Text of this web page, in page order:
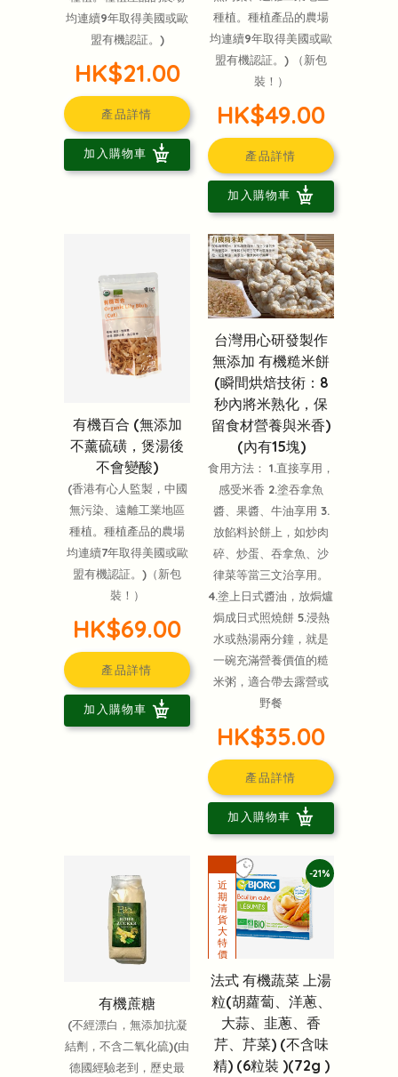
均連續9年取得美國或歐
盟有機認証。)
HK$21.00
產品詳情
加入購物車
種植。種植產品的農場
均連續9年取得美國或歐
盟有機認証。) （新包
裝！）
HK$49.00
產品詳情
加入購物車
有機百合 (無添加
不薰硫磺，煲湯後
不會變酸)
(香港有心人監製，中國
無污染、遠離工業地區
種植。種植產品的農場
均連續7年取得美國或歐
盟有機認証。)（新包
裝！）
HK$69.00
產品詳情
加入購物車
台灣用心研發製作
無添加 有機糙米餅
(瞬間烘焙技術：8
秒內將米熟化，保
留食材營養與米香)
(內有15塊)
食用方法： 1.直接享用，
感受米香 2.塗吞拿魚
醬、果醬、牛油享用 3.
放餡料於餅上，如炒肉
碎、炒蛋、吞拿魚、沙
律菜等當三文治享用。
4.塗上日式醬油，放焗爐
焗成日式照燒餅 5.浸熱
水或熱湯兩分鐘，就是
一碗充滿營養價值的糙
米粥，適合帶去露營或
野餐
HK$35.00
產品詳情
加入購物車
有機蔗糖
(不經漂白，無添加抗凝
結劑，不含二氧化硫)(由
德國經驗老到，歷史最
-21%
法式 有機蔬菜 上湯
粒(胡蘿蔔、洋蔥、
大蒜、韭蔥、香
芹、芹菜) (不含味
精) (6粒裝 )(72g )